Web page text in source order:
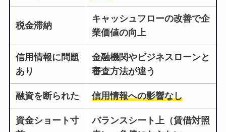
税金滞納
キャッシュフローの改善で企
業価値の向上
信用情報に問題
あり
金融機関やビジネスローンと
審査方法が違う
融資を断られた 信用情報への影響なし
資金ショート寸
バランスシート上（賃借対照